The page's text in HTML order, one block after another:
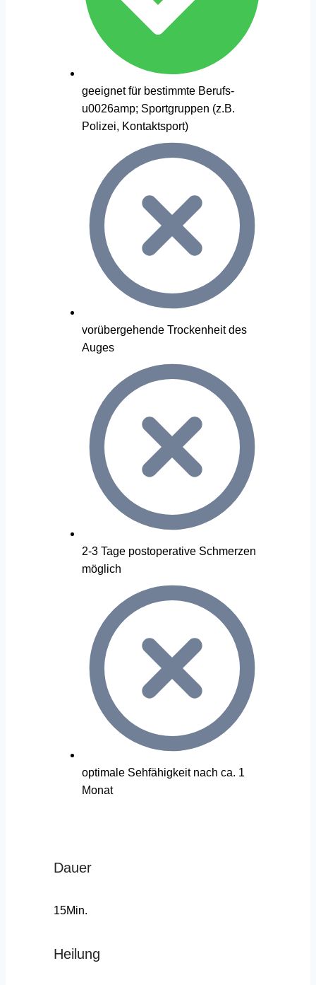
geeignet für bestimmte Berufs-
u0026amp; Sportgruppen (z.B.
Polizei, Kontaktsport)
vorübergehende Trockenheit des
Auges
2-3 Tage postoperative Schmerzen
möglich
optimale Sehfähigkeit nach ca. 1
Monat
Dauer
15Min.
Heilung